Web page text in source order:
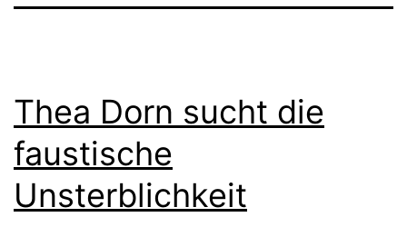
Thea Dorn sucht die
faustische
Unsterblichkeit